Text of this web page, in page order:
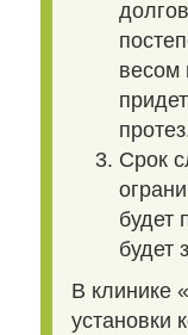
весом
Срок
будет
будет
В клинике
установки